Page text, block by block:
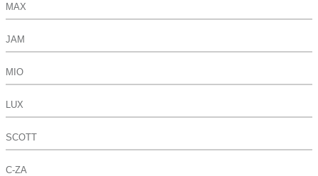
MAX
JAM
MIO
LUX
SCOTT
C-ZA